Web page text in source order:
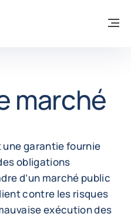
TRADE - PAGE D'ACCUEIL
marché
garantie fournie
obligations
d’un marché public
contre les risques
exécution des